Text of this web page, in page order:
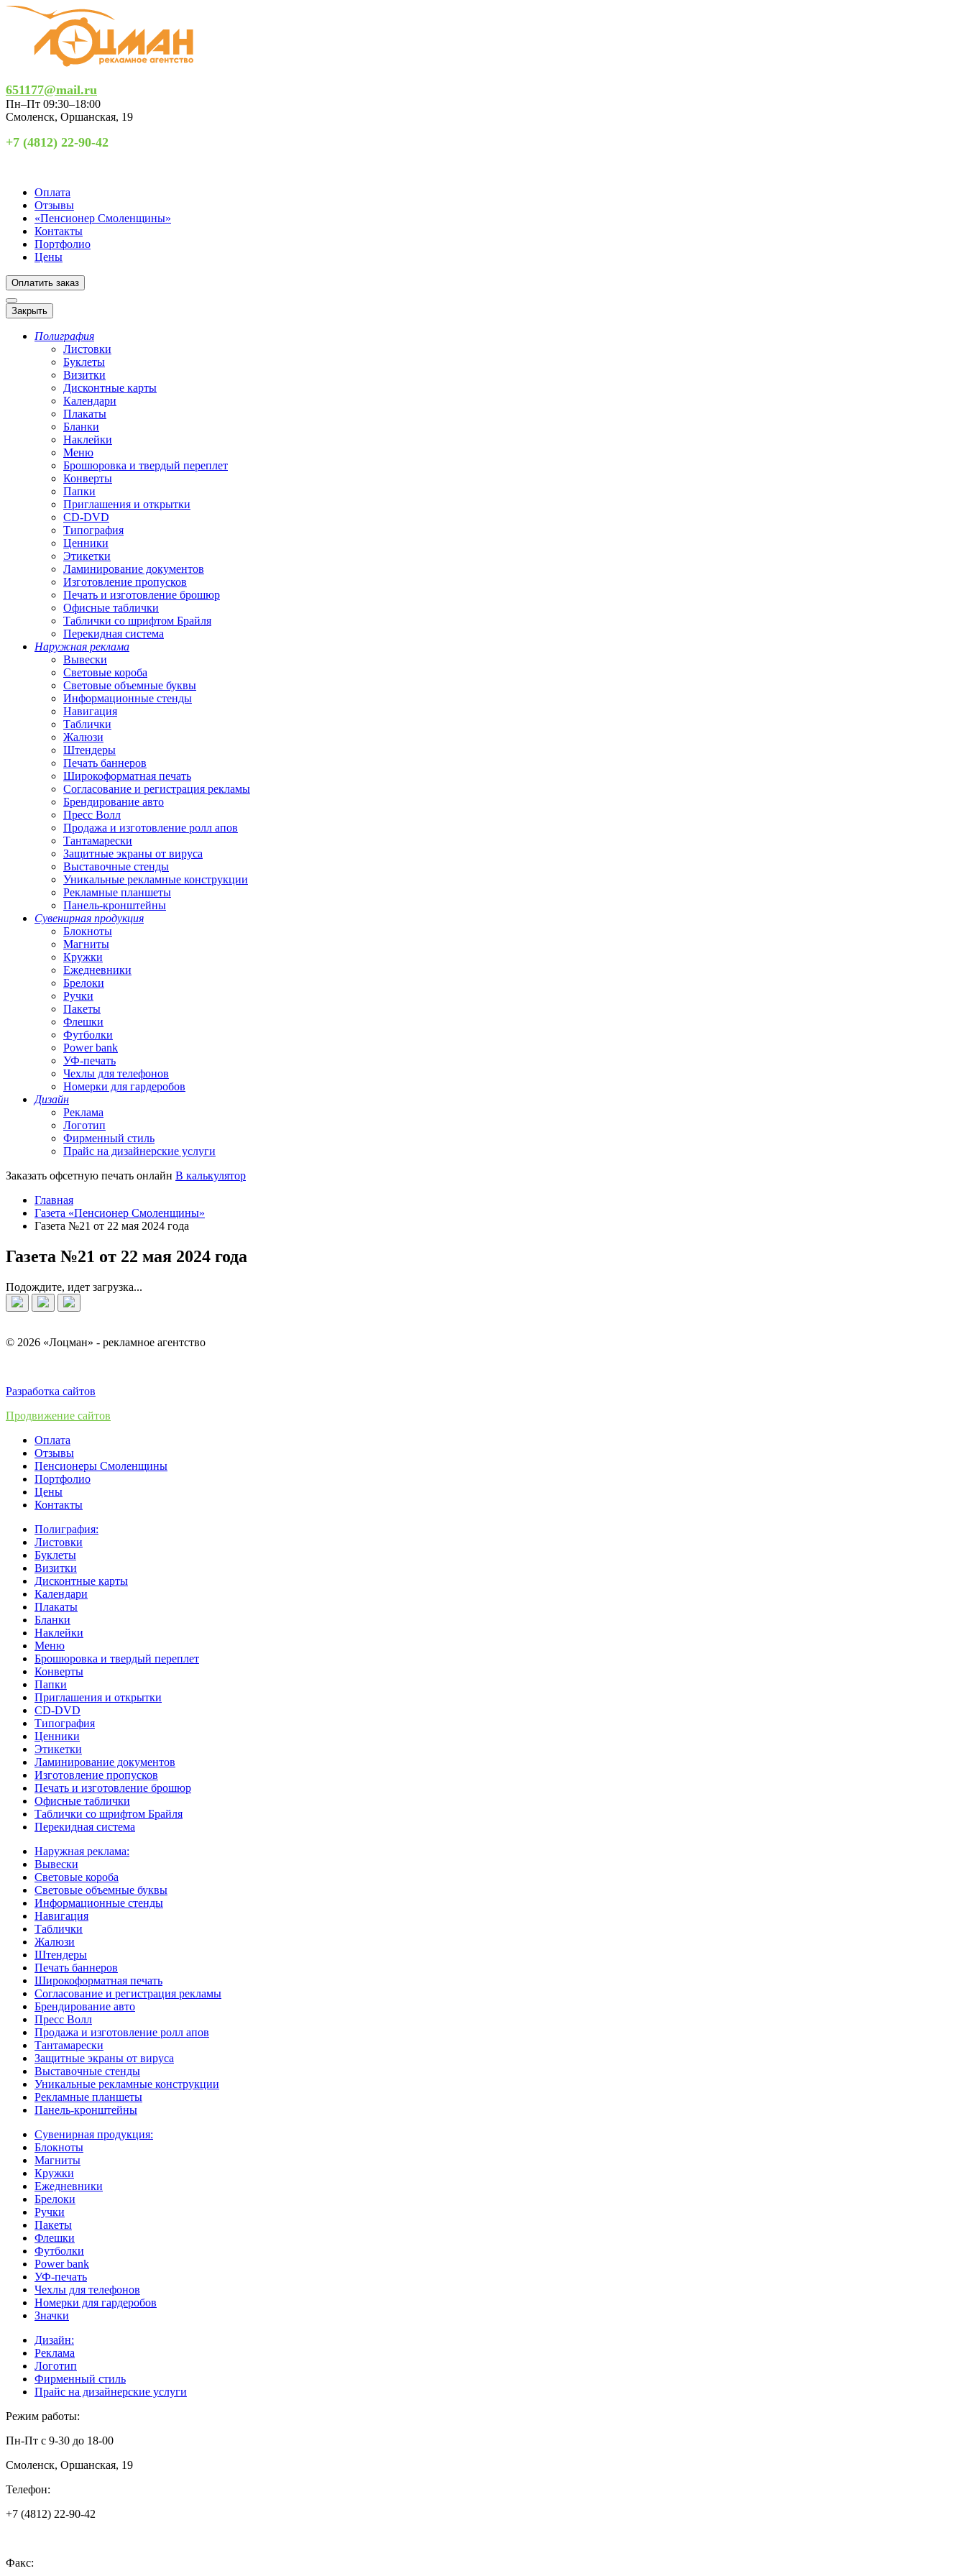
651177@mail.ru
Пн–Пт 09:30–18:00
Смоленск, Оршанская, 19
+7 (4812) 22-90-42
Оплата
Отзывы
«Пенсионер Смоленщины»
Контакты
Портфолио
Цены
Оплатить заказ
Закрыть
Полиграфия
Листовки
Буклеты
Визитки
Дисконтные карты
Календари
Плакаты
Бланки
Наклейки
Меню
Брошюровка и твердый переплет
Конверты
Папки
Приглашения и открытки
CD-DVD
Типография
Ценники
Этикетки
Ламинирование документов
Изготовление пропусков
Печать и изготовление брошюр
Офисные таблички
Таблички со шрифтом Брайля
Перекидная система
Наружная реклама
Вывески
Световые короба
Световые объемные буквы
Информационные стенды
Навигация
Таблички
Жалюзи
Штендеры
Печать баннеров
Широкоформатная печать
Согласование и регистрация рекламы
Брендирование авто
Пресс Волл
Продажа и изготовление ролл апов
Тантамарески
Защитные экраны от вируса
Выставочные стенды
Уникальные рекламные конструкции
Рекламные планшеты
Панель-кронштейны
Сувенирная продукция
Блокноты
Магниты
Кружки
Ежедневники
Брелоки
Ручки
Пакеты
Флешки
Футболки
Power bank
УФ-печать
Чехлы для телефонов
Номерки для гардеробов
Дизайн
Реклама
Логотип
Фирменный стиль
Прайс на дизайнерские услуги
Заказать офсетную печать онлайн В калькулятор
Главная
Газета «Пенсионер Смоленщины»
Газета №21 от 22 мая 2024 года
Газета №21 от 22 мая 2024 года
Подождите, идет загрузка...
© 2026 «Лоцман» - рекламное агентство
Разработка сайтов
Продвижение сайтов
Оплата
Отзывы
Пенсионеры Смоленщины
Портфолио
Цены
Контакты
Полиграфия:
Листовки
Буклеты
Визитки
Дисконтные карты
Календари
Плакаты
Бланки
Наклейки
Меню
Брошюровка и твердый переплет
Конверты
Папки
Приглашения и открытки
CD-DVD
Типография
Ценники
Этикетки
Ламинирование документов
Изготовление пропусков
Печать и изготовление брошюр
Офисные таблички
Таблички со шрифтом Брайля
Перекидная система
Наружная реклама:
Вывески
Световые короба
Световые объемные буквы
Информационные стенды
Навигация
Таблички
Жалюзи
Штендеры
Печать баннеров
Широкоформатная печать
Согласование и регистрация рекламы
Брендирование авто
Пресс Волл
Продажа и изготовление ролл апов
Тантамарески
Защитные экраны от вируса
Выставочные стенды
Уникальные рекламные конструкции
Рекламные планшеты
Панель-кронштейны
Сувенирная продукция:
Блокноты
Магниты
Кружки
Ежедневники
Брелоки
Ручки
Пакеты
Флешки
Футболки
Power bank
УФ-печать
Чехлы для телефонов
Номерки для гардеробов
Значки
Дизайн:
Реклама
Логотип
Фирменный стиль
Прайс на дизайнерские услуги
Режим работы:
Пн-Пт с 9-30 до 18-00
Смоленск, Оршанская, 19
Телефон:
+7 (4812) 22-90-42
Факс: